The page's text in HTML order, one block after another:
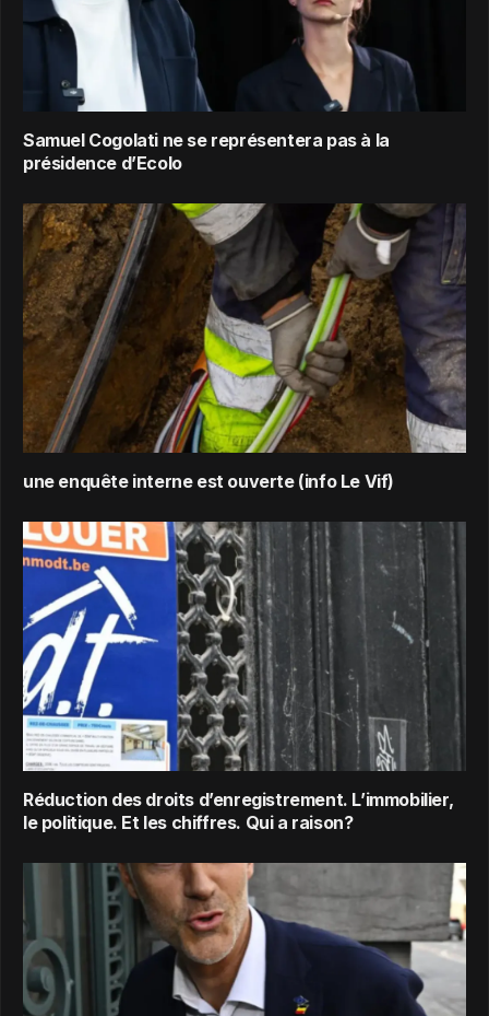
Samuel Cogolati ne se représentera pas à la
présidence d’Ecolo
une enquête interne est ouverte (info Le Vif)
Réduction des droits d’enregistrement. L’immobilier,
le politique. Et les chiffres. Qui a raison?